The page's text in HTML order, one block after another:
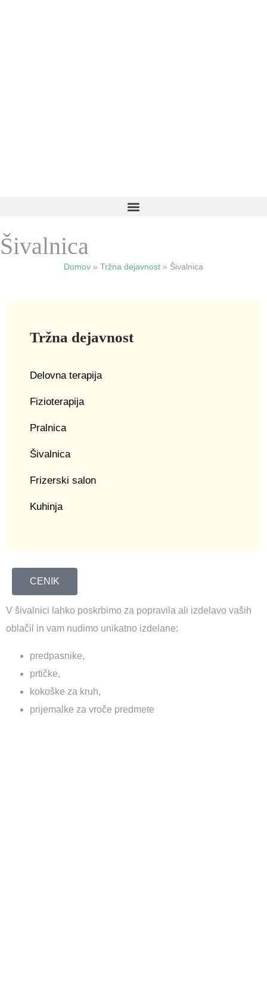
Šivalnica
Domov » Tržna dejavnost » Šivalnica
Tržna dejavnost
Delovna terapija
Fizioterapija
Pralnica
Šivalnica
Frizerski salon
Kuhinja
CENIK
V šivalnici lahko poskrbimo za popravila ali izdelavo vaših
oblačil in vam nudimo unikatno izdelane:
predpasnike,
prtičke,
kokoške za kruh,
prijemalke za vroče predmete